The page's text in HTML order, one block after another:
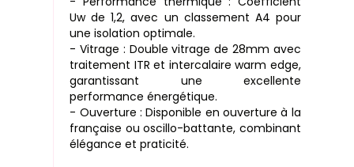
Uw de 1,2, avec un classement A4 pour
une isolation optimale.
- Vitrage : Double vitrage de 28mm avec
traitement ITR et intercalaire warm edge,
garantissant une excellente
performance énergétique.
- Ouverture : Disponible en ouverture à la
française ou oscillo-battante, combinant
élégance et praticité.